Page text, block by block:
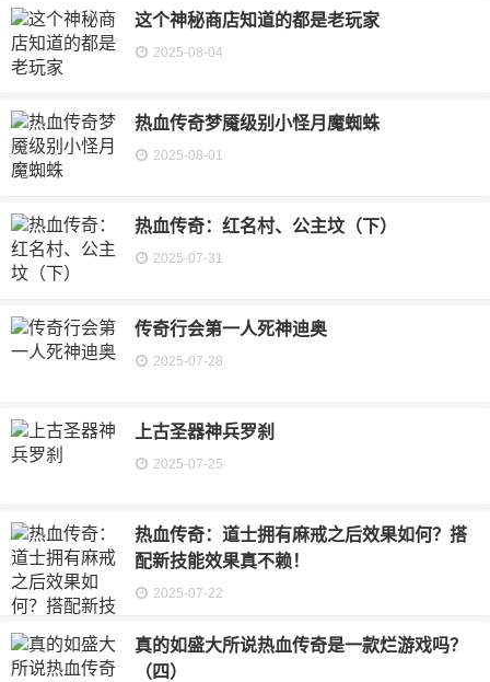
这个神秘商店知道的都是老玩家
2025-08-04
热血传奇梦魇级别小怪月魔蜘蛛
2025-08-01
热血传奇：红名村、公主坟（下）
2025-07-31
传奇行会第一人死神迪奥
2025-07-28
上古圣器神兵罗刹
2025-07-25
热血传奇：道士拥有麻戒之后效果如何？搭
配新技能效果真不赖！
2025-07-22
真的如盛大所说热血传奇是一款烂游戏吗？
（四）